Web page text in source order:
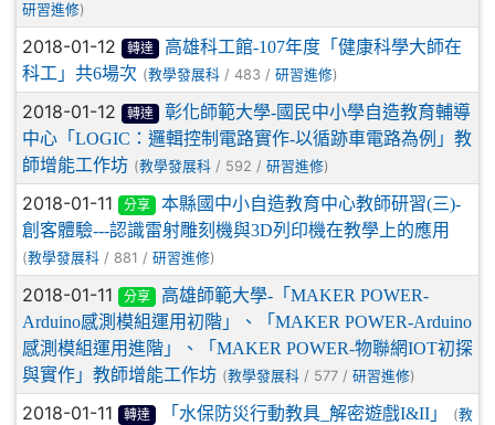
研習進修)
2018-01-12 轉達
高雄科工館-107年度「健康科學大師在
科工」共6場次 (教學發展科 / 483 / 研習進修)
2018-01-12 轉達
彰化師範大學-國民中小學自造教育輔導
中心「LOGIC：邏輯控制電路實作-以循跡車電路為例」教
師增能工作坊 (教學發展科 / 592 / 研習進修)
2018-01-11 分享
本縣國中小自造教育中心教師研習(三)-
創客體驗---認識雷射雕刻機與3D列印機在教學上的應用
(教學發展科 / 881 / 研習進修)
2018-01-11 分享
高雄師範大學-「MAKER POWER-
Arduino感測模組運用初階」、「MAKER POWER-Arduino
感測模組運用進階」、「MAKER POWER-物聯網IOT初探
與實作」教師增能工作坊 (教學發展科 / 577 / 研習進修)
2018-01-11 轉達 「水保防災行動教具_解密遊戲I&II」 (教